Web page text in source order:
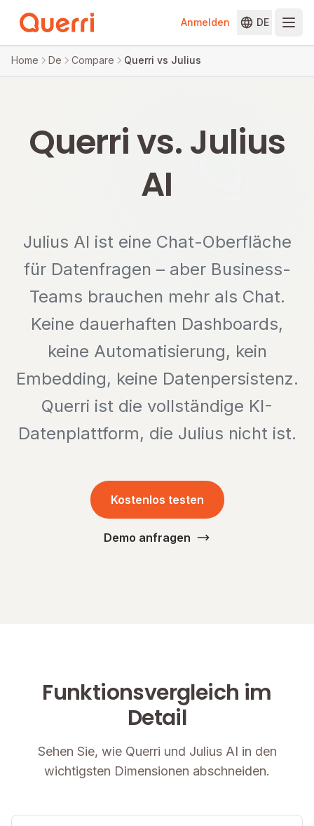
Skip to content
Anmelden DE
Home De Compare Querri vs Julius
Querri vs. Julius
AI
Julius AI ist eine Chat-Oberfläche
für Datenfragen – aber Business-
Teams brauchen mehr als Chat.
Keine dauerhaften Dashboards,
keine Automatisierung, kein
Embedding, keine Datenpersistenz.
Querri ist die vollständige KI-
Datenplattform, die Julius nicht ist.
Kostenlos testen
Demo anfragen
Funktionsvergleich im
Detail
Sehen Sie, wie Querri und Julius AI in den
wichtigsten Dimensionen abschneiden.